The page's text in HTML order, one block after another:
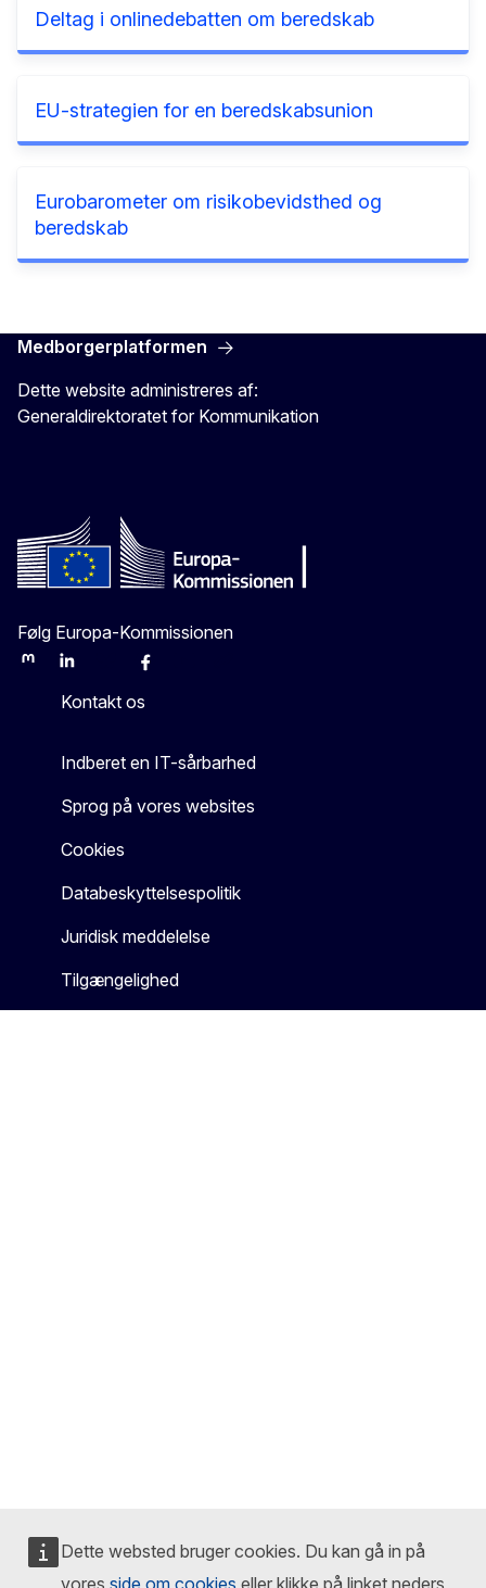
Dette websted bruger cookies. Du kan gå in på
vores side om cookies eller klikke på linket neders
Deltag i onlinedebatten om beredskab
EU-strategien for en beredskabsunion
Eurobarometer om risikobevidsthed og
beredskab
Medborgerplatformen
Dette website administreres af:
Generaldirektoratet for Kommunikation
Følg Europa-Kommissionen
MastodonLinkedInBlueskyFacebook
Kontakt os
Indberet en IT-sårbarhed
Sprog på vores websites
Cookies
Databeskyttelsespolitik
Juridisk meddelelse
Tilgængelighed